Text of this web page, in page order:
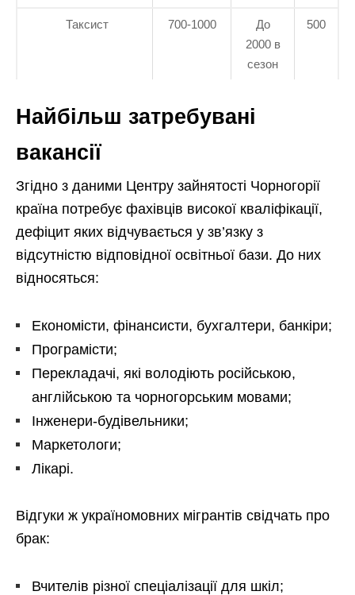
Таксист 700-1000
До
2000 в
сезон
500
Найбільш затребувані
вакансії
Згідно з даними Центру зайнятості Чорногорії
країна потребує фахівців високої кваліфікації,
дефіцит яких відчувається у зв’язку з
відсутністю відповідної освітньої бази. До них
відносяться:
Економісти, фінансисти, бухгалтери, банкіри;
Програмісти;
Перекладачі, які володіють російською,
англійською та чорногорським мовами;
Інженери-будівельники;
Маркетологи;
Лікарі.
Відгуки ж україномовних мігрантів свідчать про
брак:
Вчителів різної спеціалізації для шкіл;